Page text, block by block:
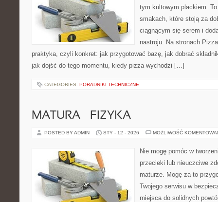
tym kultowym plackiem.
smakach, które stoją za
ciągnącym się serem i
nastroju. Na stronach
praktyka, czyli konkret: jak przygotować bazę, jak dobrać
jak dojść do tego momentu, kiedy pizza wychodzi […]
CATEGORIES: PORADNIKI TECHNICZNE
MATURA – FIZYKA
POSTED BY ADMIN STY - 12 - 2026 MOŻLIWOŚĆ
Nie mogę pomóc w
przecieki lub nieuczciwe
maturze. Mogę za to
Twojego serwisu w
miejsca do solidnych